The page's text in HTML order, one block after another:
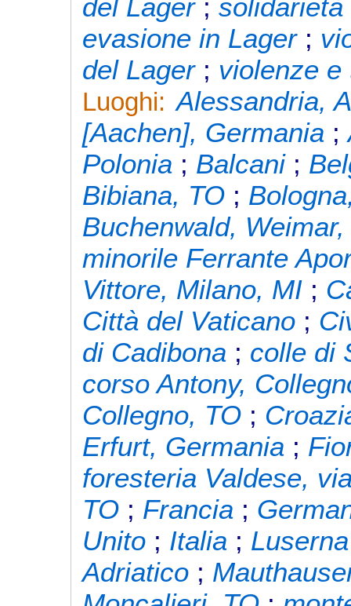
del Lager;
evasione in Lager;
del Lager; violenze
Luoghi: Alessandria,
[Aachen], Germania ;
Polonia ; Balcani;
Bibiana, TO ;
Buchenwald,
minorile Ferrante
Vittore, Milano, MI ;
Città del Vaticano ;
di Cadibona ; colle di
corso Antony,
Collegno, TO ;
Erfurt, Germania ;
foresteria Valdese,
TO ; Francia ;
Unito ; Italia ;
Adriatico ;